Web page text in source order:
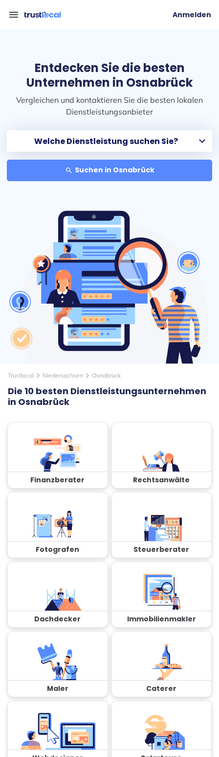
menu Anmelden
Entdecken Sie die besten
Unternehmen in Osnabrück
Vergleichen und kontaktieren Sie die besten lokalen
Dienstleistungsanbieter
search Suchen in Osnabrück
Trustlocal arrow_forward_ios Niedersachsen arrow_forward_ios Osnabrück
Die 10 besten Dienstleistungsunternehmen
in Osnabrück
Finanzberater Rechtsanwälte
Fotografen Steuerberater
Dachdecker Immobilienmakler
Maler Caterer